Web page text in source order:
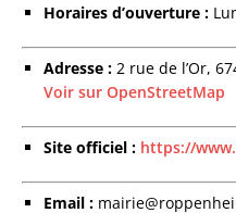
Horaires d’ouverture :
Adresse : 2 rue de l’Or,
Voir sur OpenStreetMap
Site officiel : https://
Email :